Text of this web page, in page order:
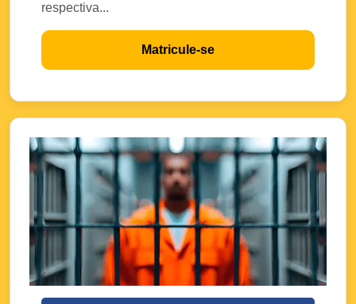
respectiva...
Matricule-se